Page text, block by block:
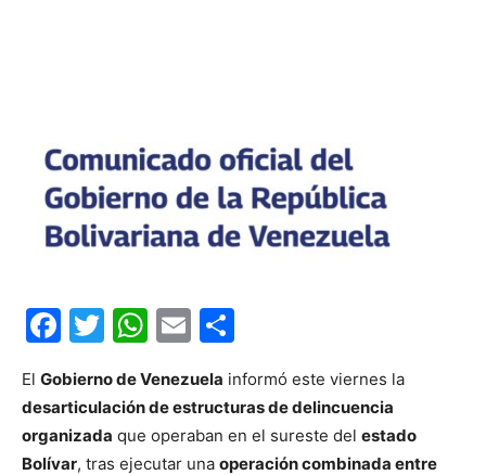
Facebook
Twitter
WhatsApp
Email
El Gobierno de Venezuela informó este viernes la
desarticulación de estructuras de delincuencia
organizada que operaban en el sureste del estado
Bolívar, tras ejecutar una operación combinada entre